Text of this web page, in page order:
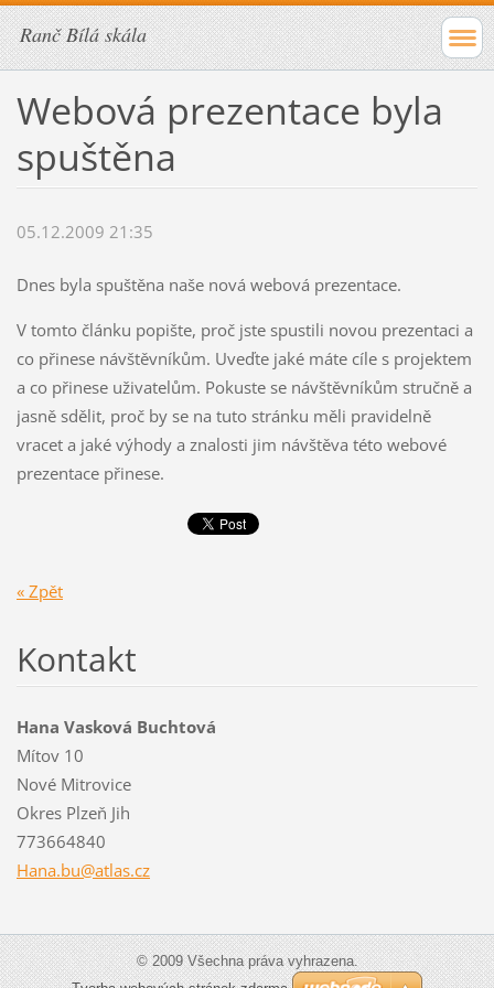
Ranč Bílá skála
Webová prezentace byla
spuštěna
05.12.2009 21:35
Dnes byla spuštěna naše nová webová prezentace.
V tomto článku popište, proč jste spustili novou prezentaci a
co přinese návštěvníkům. Uveďte jaké máte cíle s projektem
a co přinese uživatelům. Pokuste se návštěvníkům stručně a
jasně sdělit, proč by se na tuto stránku měli pravidelně
vracet a jaké výhody a znalosti jim návštěva této webové
prezentace přinese.
« Zpět
Kontakt
Hana Vasková Buchtová
Mítov 10
Nové Mitrovice
Okres Plzeň Jih
773664840
Hana.bu@atlas.cz
© 2009 Všechna práva vyhrazena.